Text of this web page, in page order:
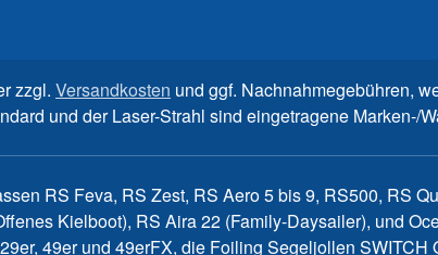
zzgl. Versandkosten und ggf. Nachnahmegebühren,
und der Laser-Strahl sind eingetragene Marken-/
RS Feva, RS Zest, RS Aero 5 bis 9, RS500, RS
Kielboot), RS Aira 22 (Family-Daysailer), und
49er und 49erFX, die Foiling Segeljollen